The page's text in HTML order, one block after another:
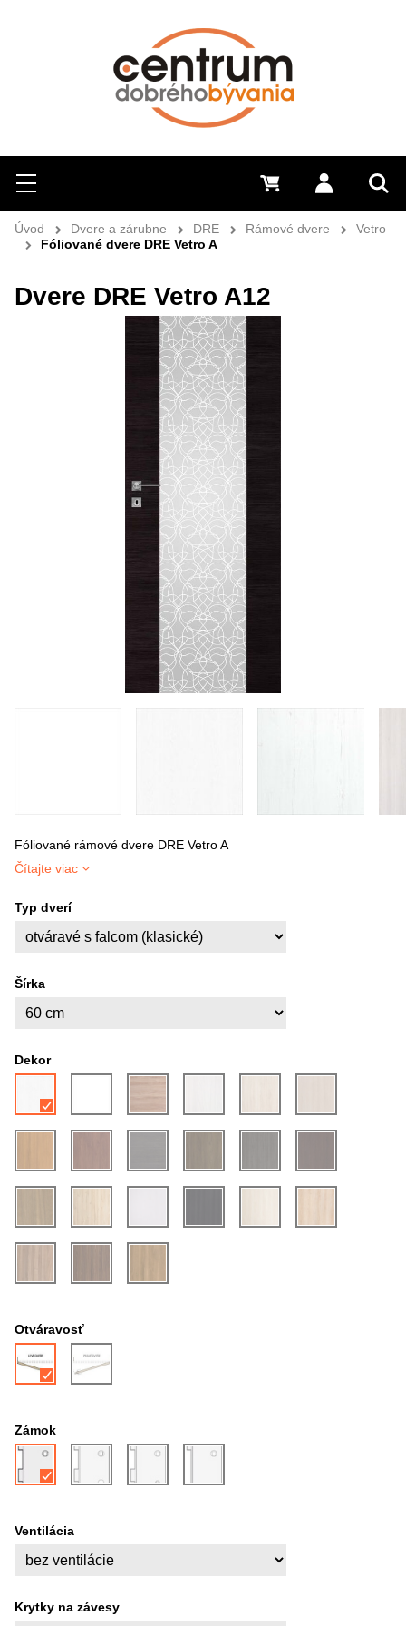
Hľadať
Menu Prihlásiť
0 €
Úvod Dvere a zárubne DRE Rámové dvere
Vetro
Fóliované dvere DRE Vetro A
Dvere DRE Vetro A12
Fóliované rámové dvere DRE Vetro A
Čítajte viac
Typ dverí
Šírka
Dekor
Otváravosť
Zámok
Ventilácia
Krytky na závesy